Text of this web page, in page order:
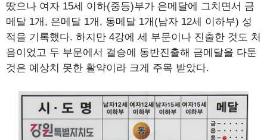
땄으나 여자 15세 이하(중등)부가 은메달에 그치면서 금
메달 1개, 은메달 1개, 동메달 1개(남자 12세 이하부) 성
적을 기록했다. 하지만 4강에 세 부문이나 진출한 것도 처
음이었고 두 부문에서 결승에 동반진출해 금메달을 다툰
것은 예상치 못한 활약이라 크게 주목 받았다.